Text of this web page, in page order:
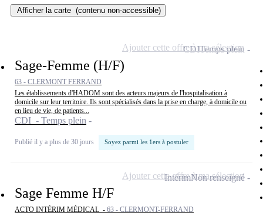
Afficher la carte (contenu non-accessible)
Sage-Femme (H/F)
63 - CLERMONT FERRAND
Les établissements d'HADOM sont des acteurs majeurs de l'hospitalisation à
domicile sur leur territoire. Ils sont spécialisés dans la prise en charge, à domicile ou
en lieu de vie, de patients...
CDI - Temps plein
Publié il y a plus de 30 jours Soyez parmi les 1ers à postuler
CDITemps plein
Ajouter cette offre à ma sélection
Sage Femme H/F
ACTO INTÉRIM MÉDICAL - 63 - CLERMONT-FERRAND
IntérimNon renseigné
Ajouter cette offre à ma sélection